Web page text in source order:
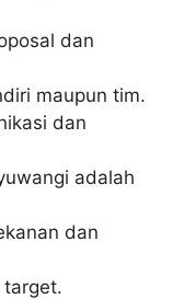
dan
maupun tim.
dan
adalah
dan
target.